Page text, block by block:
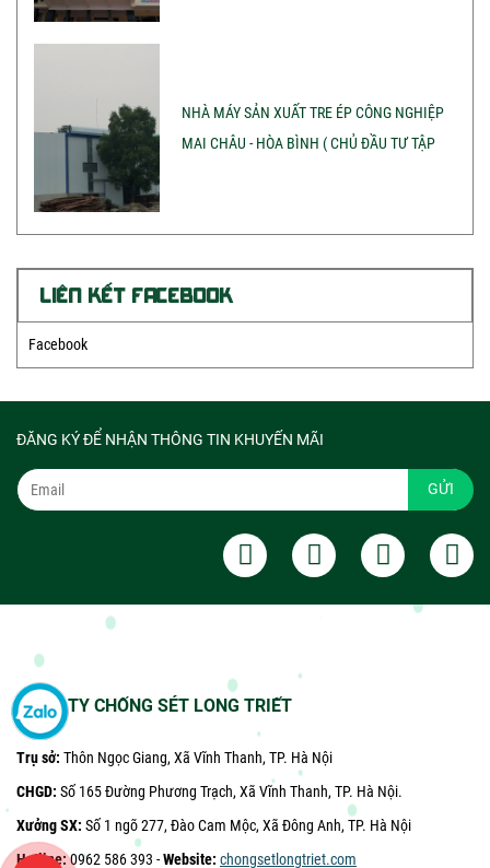
NHÀ MÁY SẢN XUẤT TRE ÉP CÔNG NGHIỆP
MAI CHÂU - HÒA BÌNH ( CHỦ ĐẦU TƯ TẬP
LIÊN KẾT FACEBOOK
Facebook
ĐĂNG KÝ ĐỂ NHẬN THÔNG TIN KHUYẾN MÃI
GỬI
CÔNG TY CHỐNG SÉT LONG TRIẾT
Trụ sở: Thôn Ngọc Giang, Xã Vĩnh Thanh, TP. Hà Nội
CHGD: Số 165 Đường Phương Trạch, Xã Vĩnh Thanh, TP. Hà Nội.
Xưởng SX: Số 1 ngõ 277, Đào Cam Mộc, Xã Đông Anh, TP. Hà Nội
Hotline:0962 586 393 -Website: chongsetlongtriet.com